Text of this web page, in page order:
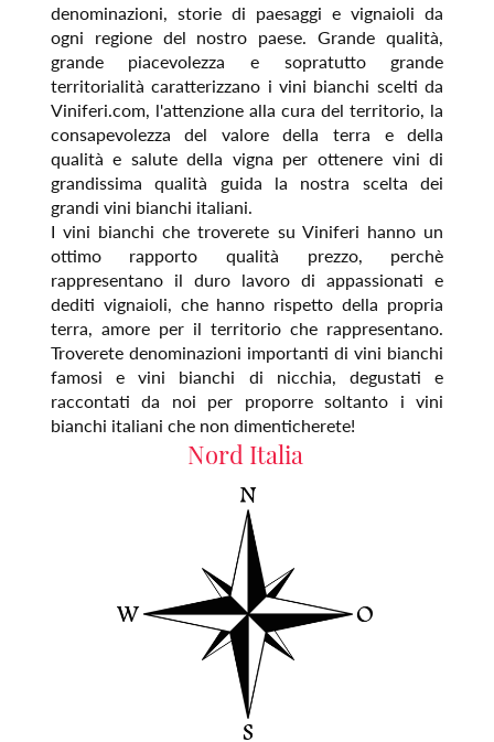
denominazioni, storie di paesaggi e vignaioli da
ogni regione del nostro paese. Grande qualità,
grande piacevolezza e sopratutto grande
territorialità caratterizzano i vini bianchi scelti da
Viniferi.com, l'attenzione alla cura del territorio, la
consapevolezza del valore della terra e della
qualità e salute della vigna per ottenere vini di
grandissima qualità guida la nostra scelta dei
grandi vini bianchi italiani.
I vini bianchi che troverete su Viniferi hanno un
ottimo rapporto qualità prezzo, perchè
rappresentano il duro lavoro di appassionati e
dediti vignaioli, che hanno rispetto della propria
terra, amore per il territorio che rappresentano.
Troverete denominazioni importanti di vini bianchi
famosi e vini bianchi di nicchia, degustati e
raccontati da noi per proporre soltanto i vini
bianchi italiani che non dimenticherete!
Nord Italia